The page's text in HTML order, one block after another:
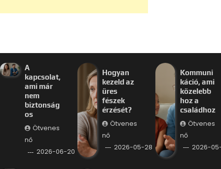
A
kapcsolat,
ami már
nem
biztonság
os
Ötvenes
nő
2026-06-20
Hogyan
kezeld az
üres
fészek
érzését?
Ötvenes
nő
2026-05-28
Kommuni
káció, ami
közelebb
hoz a
családhoz
Ötvenes
nő
2026-